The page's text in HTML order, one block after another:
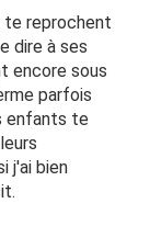
parti de la
pour garder
quel non
affirmé une
parlait mal
elle et sais
elle.
reprochent
dire à ses
encore sous
parfois
enfants te
j'ai bien